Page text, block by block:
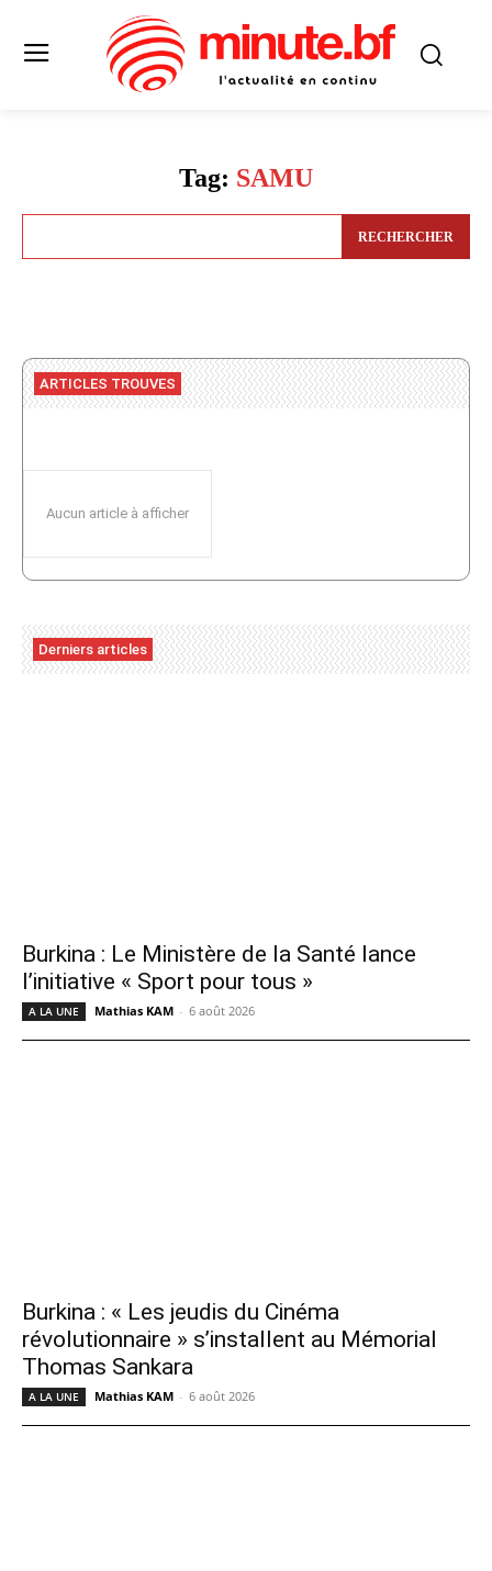
Tag: SAMU
RECHERCHER
ARTICLES TROUVES
Aucun article à afficher
Derniers articles
Burkina : Le Ministère de la Santé lance
l’initiative « Sport pour tous »
A LA UNE Mathias KAM - 6 août 2026
Burkina : « Les jeudis du Cinéma
révolutionnaire » s’installent au Mémorial
Thomas Sankara
A LA UNE Mathias KAM - 6 août 2026